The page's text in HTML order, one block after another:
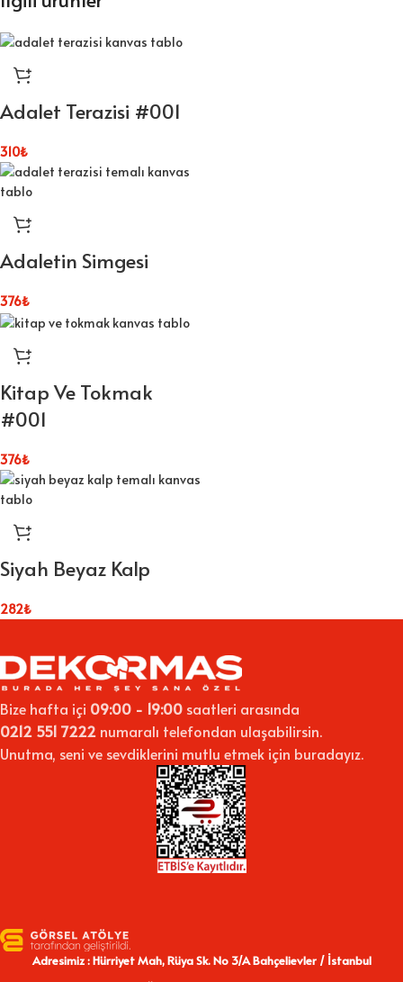
Adalet Terazisi #001
310₺
Adaletin Simgesi
376₺
Kitap Ve Tokmak
#001
376₺
Siyah Beyaz Kalp
282₺
Bize hafta içi 09:00 - 19:00 saatleri arasında
0212 551 7222 numaralı telefondan ulaşabilirsin.
Unutma, seni ve sevdiklerini mutlu etmek için buradayız.
Adresimiz : Hürriyet Mah, Rüya Sk. No 3/A Bahçelievler / İstanbul